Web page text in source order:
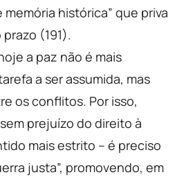
histórica” que priva
(191).
a paz não é mais
a ser assumida, mas
os conflitos. Por isso,
prejuízo do direito à
mais estrito – é preciso
justa”, promovendo, em